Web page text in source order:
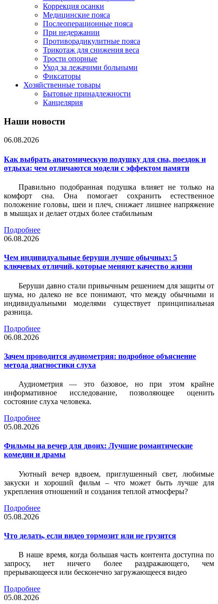
Коррекция осанки
Медицинские пояса
Послеоперационные пояса
При недержании
Противорадикулитные пояса
Трикотаж для снижения веса
Трости опорные
Уход за лежачими больными
Фиксаторы
Хозяйственные товары
Бытовые принадлежности
Канцелярия
Наши новости
06.08.2026
Как выбрать анатомическую подушку для сна, поездок и
отдыха: чем отличаются модели с эффектом памяти
Правильно подобранная подушка влияет не только на
комфорт сна. Она помогает сохранить естественное
положение головы, шеи и плеч, снижает лишнее напряжение
в мышцах и делает отдых более стабильным
Подробнее
06.08.2026
Чем индивидуальные беруши лучше обычных: 5
ключевых отличий, которые меняют качество жизни
Беруши давно стали привычным решением для защиты от
шума, но далеко не все понимают, что между обычными и
индивидуальными моделями существует принципиальная
разница.
Подробнее
06.08.2026
Зачем проводится аудиометрия: подробное объяснение
метода диагностики слуха
Аудиометрия — это базовое, но при этом крайне
информативное исследование, позволяющее оценить
состояние слуха человека.
Подробнее
05.08.2026
Фильмы на вечер для двоих: Лучшие романтические
комедии и драмы
Уютный вечер вдвоем, приглушенный свет, любимые
закуски и хороший фильм – что может быть лучше для
укрепления отношений и создания теплой атмосферы?
Подробнее
05.08.2026
Что делать, если видео тормозит или не грузится
В наше время, когда большая часть контента доступна по
запросу, нет ничего более раздражающего, чем
прерывающееся или бесконечно загружающееся видео
Подробнее
05.08.2026